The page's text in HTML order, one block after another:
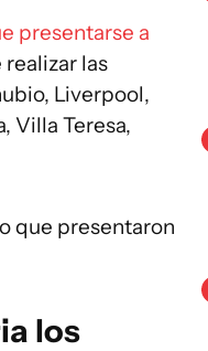
presentarse a
las
Liverpool,
Villa Teresa,
que presentaron
los